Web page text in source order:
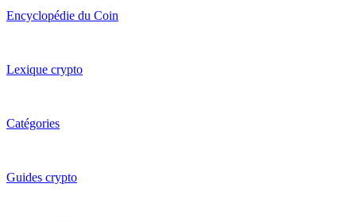
Encyclopédie du Coin
Lexique crypto
Catégories
Guides crypto